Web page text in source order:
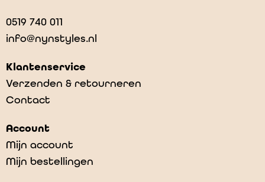
0519 740 011
info@nynstyles.nl
Klantenservice
Verzenden & retourneren
Contact
Account
Mijn account
Mijn bestellingen